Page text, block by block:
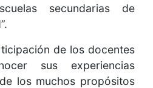
secundarias de
de los docentes
sus experiencias
los muchos propósitos